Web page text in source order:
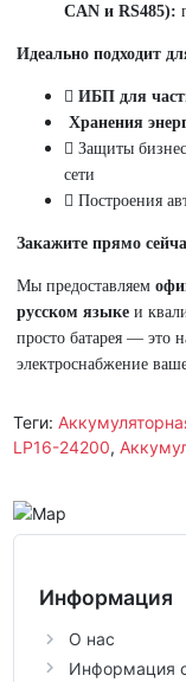
CAN и RS485):
Идеально подходит
ИБП для
Хранения
Защиты
сети
Построения
Закажите прямо
Мы предоставляем
русском языке и
просто батарея — это
электроснабжение
Теги:
LP16-24200,
Информация
О нас
Информация